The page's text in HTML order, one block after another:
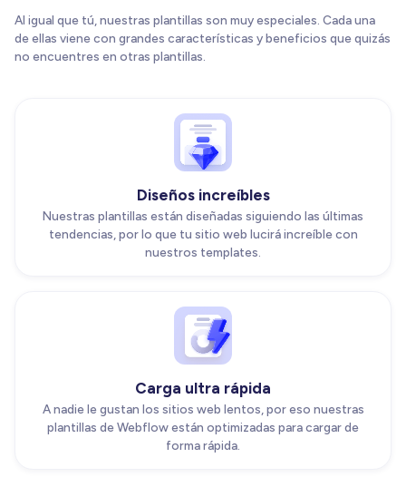
Al igual que tú, nuestras plantillas son muy especiales. Cada una
de ellas viene con grandes características y beneficios que quizás
no encuentres en otras plantillas.
Diseños increíbles
Nuestras plantillas están diseñadas siguiendo las últimas
tendencias, por lo que tu sitio web lucirá increíble con
nuestros templates.
Carga ultra rápida
A nadie le gustan los sitios web lentos, por eso nuestras
plantillas de Webflow están optimizadas para cargar de
forma rápida.